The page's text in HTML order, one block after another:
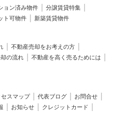
ョン済み物件
分譲賃貸特集
ト可物件 新築賃貸物件
不動産売却をお考えの方
の流れ
不動産を高く売るためには
セスマップ 代表ブログ
お問合せ
お知らせ
クレジットカード